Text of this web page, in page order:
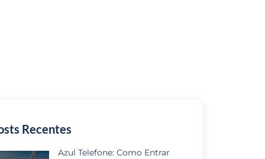
Recentes
Azul Telefone: Como Entrar